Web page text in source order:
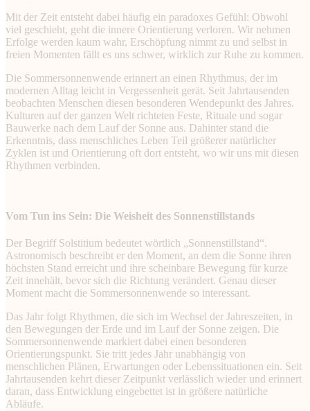
Mit der Zeit entsteht dabei häufig ein paradoxes Gefühl: Obwohl
viel geschieht, geht die innere Orientierung verloren. Wir nehmen
Erfolge werden kaum wahr, Erschöpfung nimmt zu und selbst in
freien Momenten fällt es uns schwer, wirklich zur Ruhe zu kommen.
Die Sommersonnenwende erinnert an einen Rhythmus, der im
modernen Alltag leicht in Vergessenheit gerät. Seit Jahrtausenden
beobachten Menschen diesen besonderen Wendepunkt des Jahres.
Kulturen auf der ganzen Welt richteten Feste, Rituale und sogar
Bauwerke nach dem Lauf der Sonne aus. Dahinter stand die
Erkenntnis, dass menschliches Leben Teil größerer natürlicher
Zyklen ist und Orientierung oft dort entsteht, wo wir uns mit diesen
Rhythmen verbinden.
Vom Tun ins Sein: Die Weisheit des Sonnenstillstands
Der Begriff Solstitium bedeutet wörtlich „Sonnenstillstand“.
Astronomisch beschreibt er den Moment, an dem die Sonne ihren
höchsten Stand erreicht und ihre scheinbare Bewegung für kurze
Zeit innehält, bevor sich die Richtung verändert. Genau dieser
Moment macht die Sommersonnenwende so interessant.
Das Jahr folgt Rhythmen, die sich im Wechsel der Jahreszeiten, in
den Bewegungen der Erde und im Lauf der Sonne zeigen. Die
Sommersonnenwende markiert dabei einen besonderen
Orientierungspunkt. Sie tritt jedes Jahr unabhängig von
menschlichen Plänen, Erwartungen oder Lebenssituationen ein. Seit
Jahrtausenden kehrt dieser Zeitpunkt verlässlich wieder und erinnert
daran, dass Entwicklung eingebettet ist in größere natürliche
Abläufe.